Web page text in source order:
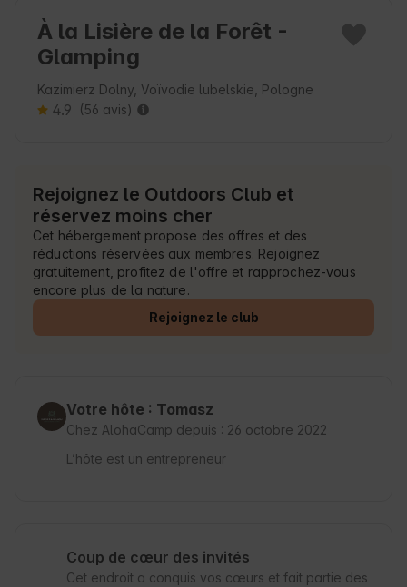
À la Lisière de la Forêt -
Glamping
Kazimierz Dolny, Voïvodie lubelskie, Pologne
4.9 (56 avis)
Rejoignez le Outdoors Club et
réservez moins cher
Cet hébergement propose des offres et des
réductions réservées aux membres. Rejoignez
gratuitement, profitez de l'offre et rapprochez-vous
encore plus de la nature.
Rejoignez le club
Votre hôte : Tomasz
Chez AlohaCamp depuis : 26 octobre 2022
L’hôte est un entrepreneur
Coup de cœur des invités
Cet endroit a conquis vos cœurs et fait partie des